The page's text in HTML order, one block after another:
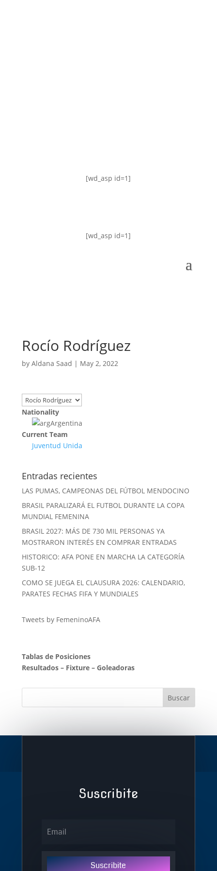
[wd_asp id=1]
[wd_asp id=1]
Rocío Rodríguez
by Aldana Saad | May 2, 2022
Nationality
Argentina
Current Team
Juventud Unida
Entradas recientes
LAS PUMAS, CAMPEONAS DEL FÚTBOL MENDOCINO
BRASIL PARALIZARÁ EL FUTBOL DURANTE LA COPA
MUNDIAL FEMENINA
BRASIL 2027: MÁS DE 730 MIL PERSONAS YA
MOSTRARON INTERÉS EN COMPRAR ENTRADAS
HISTORICO: AFA PONE EN MARCHA LA CATEGORÍA
SUB-12
COMO SE JUEGA EL CLAUSURA 2026: CALENDARIO,
PARATES FECHAS FIFA Y MUNDIALES
Tweets by FemeninoAFA
Tablas de Posiciones
Resultados– Fixture– Goleadoras
Suscribite
Suscribite